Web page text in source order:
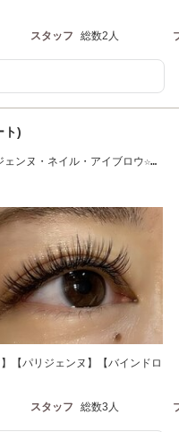
スタッフ 総数2人
ト)
ンヌ・ネイル・アイブロウ☆大
【パリジェンヌ】【バインドロ
スタッフ 総数3人